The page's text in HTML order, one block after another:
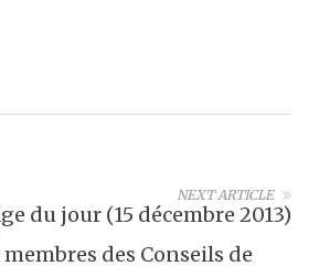
NEXT ARTICLE
du jour (15 décembre 2013)
des Conseils de